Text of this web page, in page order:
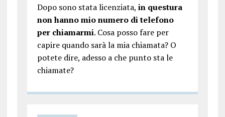
Dopo sono stata licenziata, in questura
non hanno mio numero di telefono
per chiamarmi. Cosa posso fare per
capire quando sarà la mia chiamata? O
potete dire, adesso a che punto sta le
chiamate?